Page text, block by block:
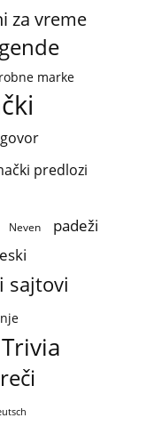
za vreme
marke
predlozi
Neven padeži
sajtovi
Trivia